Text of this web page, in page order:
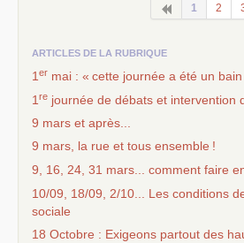
1 2
ARTICLES DE LA RUBRIQUE
1 er mai : « cette journée a été un
1 re journée de débats et intervention
9 mars et après...
9 mars, la rue et tous ensemble !
9, 16, 24, 31 mars... comment faire
10/09, 18/09, 2/10... Les conditions
sociale
18 Octobre : Exigeons partout des